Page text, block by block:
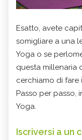
Esatto, avete
somigliare a una
Yoga o se
questa millenaria
cerchiamo di fare
Passo per passo,
Yoga.
Iscriversi a un